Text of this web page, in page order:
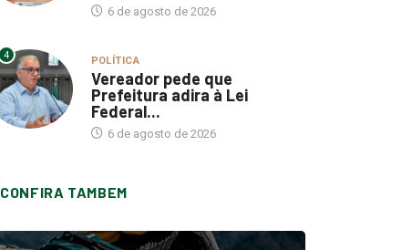
6 de agosto de 2026
4 POLÍTICA
Vereador pede que
Prefeitura adira à Lei
Federal...
6 de agosto de 2026
CONFIRA TAMBEM